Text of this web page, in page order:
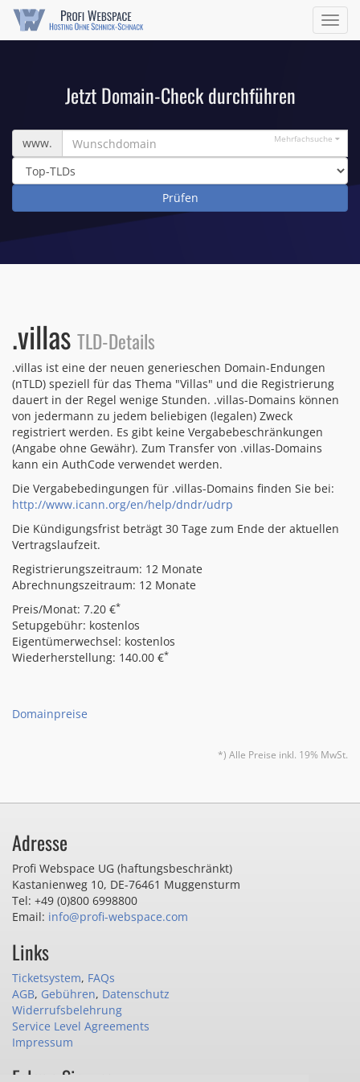
ein/
Jetzt Domain-Check durchführen
Wunschdomain
www. Mehrfachsuche
.villas TLD-Details
.villas ist eine der neuen generieschen Domain-Endungen
(nTLD) speziell für das Thema "Villas" und die Registrierung
dauert in der Regel wenige Stunden. .villas-Domains können
von jedermann zu jedem beliebigen (legalen) Zweck
registriert werden. Es gibt keine Vergabebeschränkungen
(Angabe ohne Gewähr). Zum Transfer von .villas-Domains
kann ein AuthCode verwendet werden.
Die Vergabebedingungen für .villas-Domains finden Sie bei:
http://www.icann.org/en/help/dndr/udrp
Die Kündigungsfrist beträgt 30 Tage zum Ende der aktuellen
Vertragslaufzeit.
Registrierungszeitraum: 12 Monate
Abrechnungszeitraum: 12 Monate
Preis/Monat: 7.20 €*
Setupgebühr: kostenlos
Eigentümerwechsel: kostenlos
Wiederherstellung: 140.00 €*
Domainpreise
*) Alle Preise inkl. 19% MwSt.
Adresse
Profi Webspace UG (haftungsbeschränkt)
Kastanienweg 10, DE-76461 Muggensturm
Tel: +49 (0)800 6998800
Email: info@profi-webspace.com
Links
Ticketsystem, FAQs
AGB, Gebühren, Datenschutz
Widerrufsbelehrung
Service Level Agreements
Impressum